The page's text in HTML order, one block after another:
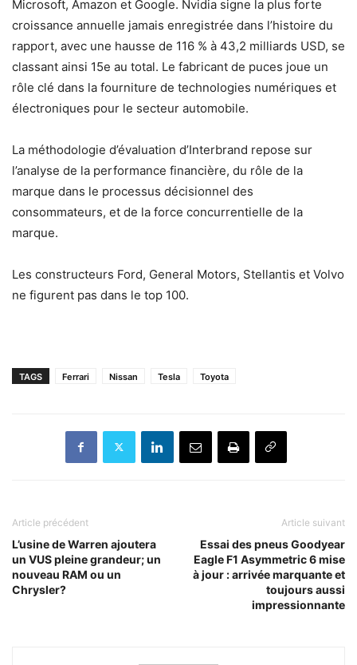
Microsoft, Amazon et Google. Nvidia signe la plus forte
croissance annuelle jamais enregistrée dans l’histoire du
rapport, avec une hausse de 116 % à 43,2 milliards USD, se
classant ainsi 15e au total. Le fabricant de puces joue un
rôle clé dans la fourniture de technologies numériques et
électroniques pour le secteur automobile.
La méthodologie d’évaluation d’Interbrand repose sur
l’analyse de la performance financière, du rôle de la
marque dans le processus décisionnel des
consommateurs, et de la force concurrentielle de la
marque.
Les constructeurs Ford, General Motors, Stellantis et Volvo
ne figurent pas dans le top 100.
TAGS Ferrari Nissan Tesla Toyota
Article précédent
L’usine de Warren ajoutera
un VUS pleine grandeur; un
nouveau RAM ou un
Chrysler?
Article suivant
Essai des pneus Goodyear
Eagle F1 Asymmetric 6 mise
à jour : arrivée marquante et
toujours aussi
impressionnante